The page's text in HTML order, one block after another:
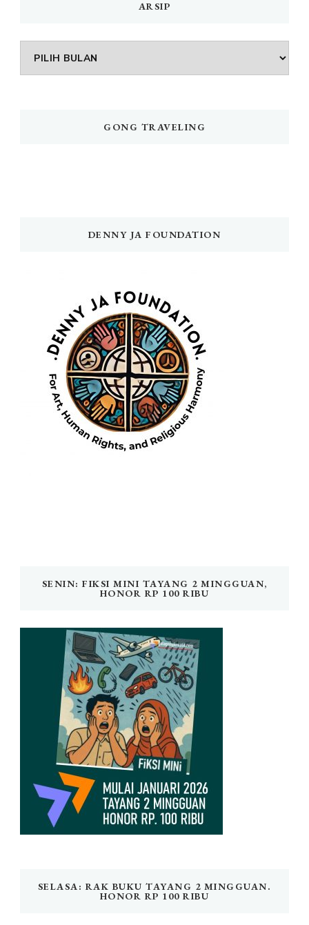
ARSIP
Arsip
GONG TRAVELING
DENNY JA FOUNDATION
SENIN: FIKSI MINI TAYANG 2 MINGGUAN,
HONOR RP 100 RIBU
SELASA: RAK BUKU TAYANG 2 MINGGUAN.
HONOR RP 100 RIBU